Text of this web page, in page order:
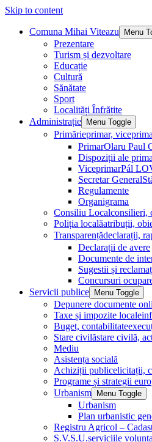
Skip to content
Comuna Mihai Viteazu Menu
Prezentare
Turism și dezvoltare
Educație
Cultură
Sănătate
Sport
Localități Înfrățite
Administrație
Menu Toggle
Primărieprimar,
PrimarOlaru Paul
Dispoziții ale
ViceprimarPál
Secretar General
Regulamente
Organigrama
Consiliu Localconsilieri,
Poliția localăatribuții,
Transparențădeclarații,
Declarații de avere
Documente de
Sugestii și
Concursuri
Servicii publice
Menu Toggle
Depunere documente
Taxe și impozite locale
Buget, contabilitate
Stare civilăstare civilă,
Mediu
Asistența socială
Achiziții publicelicitații,
Programe și strategii
Urbanism
Menu Toggle
Urbanism
Plan urbanistic
Registru Agricol –
S.V.S.U.serviciile